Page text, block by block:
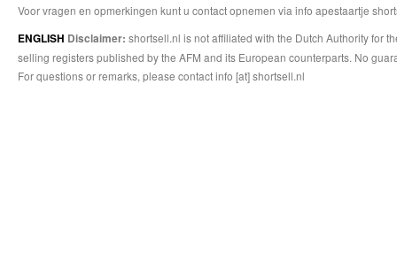
Voor vragen en opmerkingen kunt u contact opnemen via info apestaartje
ENGLISH Disclaimer: shortsell.nl is not affiliated with the Dutch Authority for
selling registers published by the AFM and its European counterparts. No
For questions or remarks, please contact info [at] shortsell.nl